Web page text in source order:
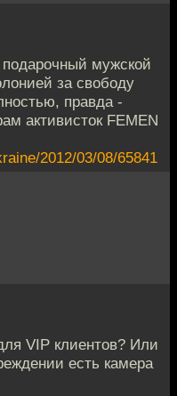
мужской
за свободу
правда -
активисток FEMEN
2012/03/08/65841
VIP клиентов? Или
есть камера